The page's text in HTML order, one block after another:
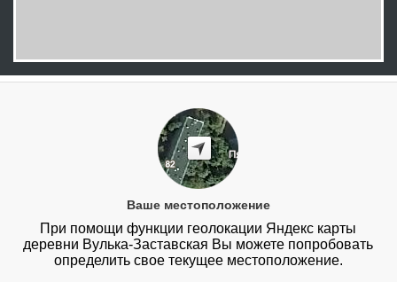
Ваше местоположение
При помощи функции геолокации Яндекс карты
деревни Вулька-Заставская Вы можете попробовать
определить свое текущее местоположение.